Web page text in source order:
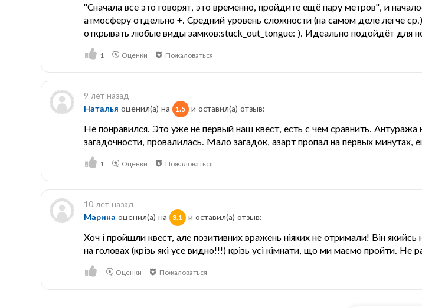
"Сначала все это говорят, это временно, пройдите ещё пару метров", и
атмосферу отдельно +. Средний уровень сложности (на самом деле легче
открывать любые виды замков:stuck_out_tongue: ). Идеально подойдёт для
1 Оценки Пожаловаться
9 лет назад
Наталья оценил(а) на 1.5 и оставил(a) отзыв:
Не понравился. Это уже не первый наш квест, есть с чем сравнить.
загадочности, провалилась. Мало загадок, азарт пропал на первых
1 Оценки Пожаловаться
10 лет назад
Марина оценил(а) на 3.1 и оставил(a) отзыв:
Хоч і пройшли квест, але позитивних вражень ніяких не отримали! Він
на головах (крізь які усе видно!!!) крізь усі кімнати, що ми маємо пройти. Не
Оценки Пожаловаться